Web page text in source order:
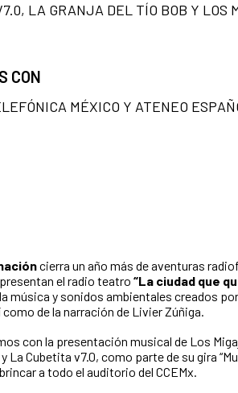
cierra un año más de aventuras
el radio teatro “La ciudad que
música y sonidos ambientales creados
de la narración de Livier Zúñiga.
con la presentación musical de Los
La Cubetita v7.0, como parte de su gira
a todo el auditorio del CCEMx.
LA GRANJA DEL TÍO BOB Y LOS
CON
MÉXICO Y ATENEO